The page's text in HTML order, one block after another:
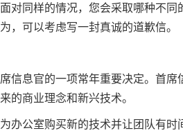
对同样的情况，您会采取哪种不同
，可以考虑写一封真诚的道歉信。
信息官的一项常年重要决定。首席
的商业理念和新兴技术。
办公室购买新的技术并让团队有时